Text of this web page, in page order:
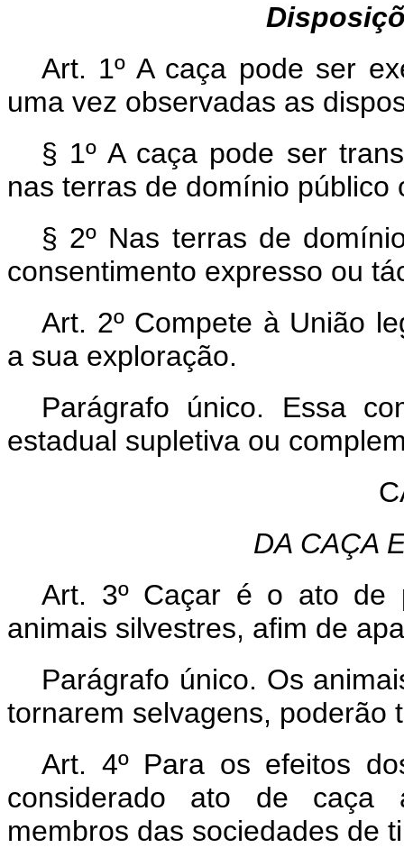
Art. 1º A caça pode ser
uma vez observadas as
§ 1º A caça pode ser
nas terras de domínio público
§ 2º Nas terras de
consentimento expresso ou
Art. 2º Compete à União
a sua exploração.
Parágrafo único. Essa
estadual supletiva ou
DA CAÇA
Art. 3º Caçar é o ato de
animais silvestres, afim de
Parágrafo único. Os
tornarem selvagens, poderão
Art. 4º Para os efeitos
considerado ato de caça
membros das sociedades de